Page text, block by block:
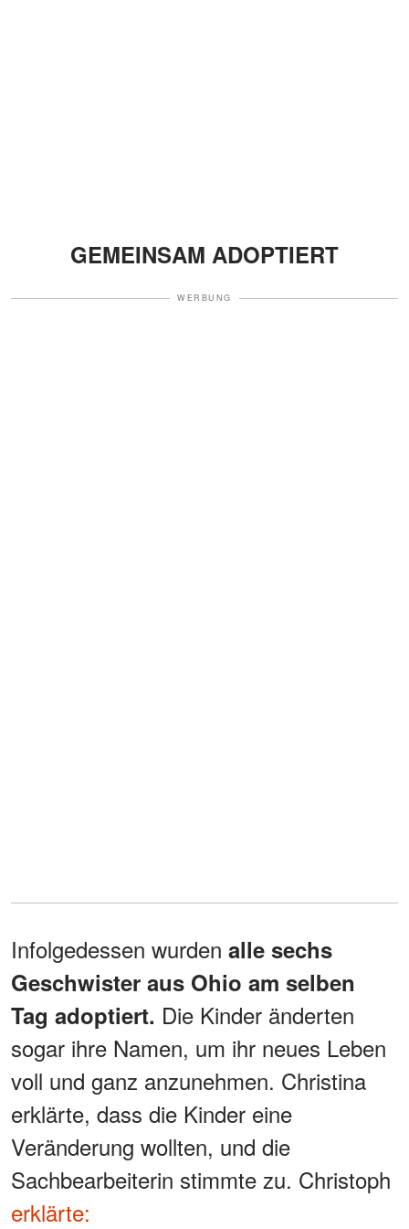
GEMEINSAM ADOPTIERT
WERBUNG
Infolgedessen wurden alle sechs
Geschwister aus Ohio am selben
Tag adoptiert. Die Kinder änderten
sogar ihre Namen, um ihr neues Leben
voll und ganz anzunehmen. Christina
erklärte, dass die Kinder eine
Veränderung wollten, und die
Sachbearbeiterin stimmte zu. Christoph
erklärte: